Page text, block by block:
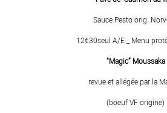
TRAITEUR
CONTACTEZ-NOUS !
Sauce Pesto orig.
12€30seul A/E _ Menu
“Magic” Moussaka
revue et allégée par la
(boeuf VF origine)